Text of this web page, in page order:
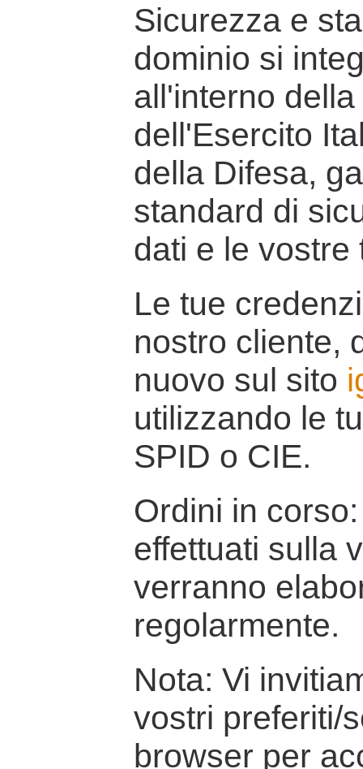
Sicurezza e
dominio si
all'interno
dell'Esercito
della Difesa,
standard di
dati e le vostre
Le tue
nostro cliente,
nuovo sul sito
utilizzando le
SPID o CIE.
Ordini in
effettuati sulla
verranno
regolarmente.
Nota: Vi
vostri preferiti/
browser per